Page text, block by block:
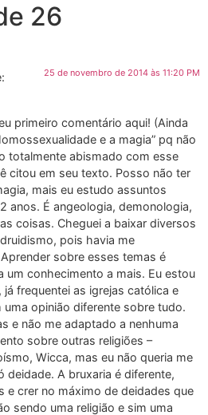
26
25 de novembro de 2014 às 11:20 PM
primeiro comentário aqui! (Ainda
e a magia” pq não
totalmente abismado com esse
citou em seu texto. Posso não ter
mais eu estudo assuntos
anos. É angeologia, demonologia,
coisas. Cheguei a baixar diversos
pois havia me
sobre esses temas é
um conhecimento a mais. Eu estou
frequentei as igrejas católica e
opinião diferente sobre tudo.
e não me adaptado a nenhuma
sobre outras religiões –
Wicca, mas eu não queria me
deidade. A bruxaria é diferente,
e crer no máximo de deidades que
sendo uma religião e sim uma